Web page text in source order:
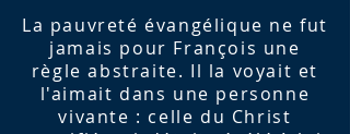
La pauvreté évangélique ne fut
jamais pour François une
règle abstraite. Il la voyait et
l'aimait dans une personne
vivante : celle du Christ